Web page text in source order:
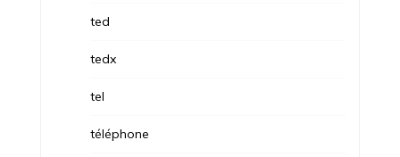
ted
tedx
tel
téléphone